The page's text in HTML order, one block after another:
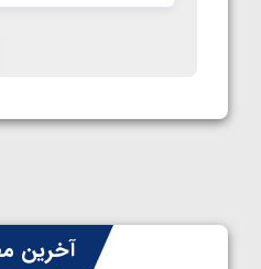
آخرین